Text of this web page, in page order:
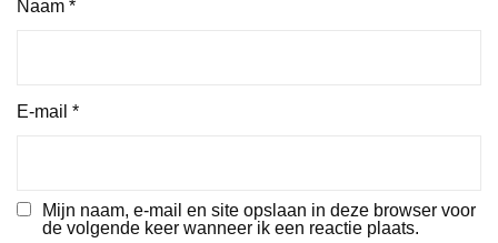
Naam *
E-mail *
Mijn naam, e-mail en site opslaan in deze browser voor
de volgende keer wanneer ik een reactie plaats.